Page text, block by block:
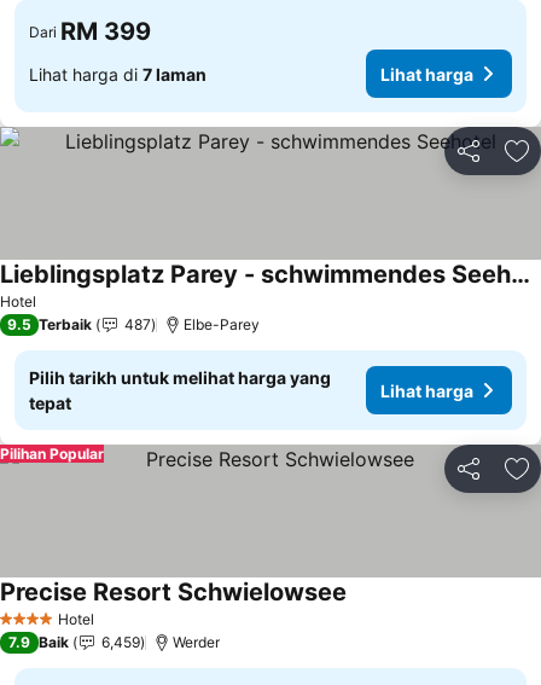
Dari RM 399
Lihat harga di 7 laman Lihat harga
Kongsi
Hotel
Lieblingsplatz Parey - schwimmendes Seehotel
9.5 Terbaik 487 Elbe-Parey
Pilih tarikh untuk melihat harga yang
tepat
Lihat harga
Kongsi
Pilihan Popular
4 BintangHotel
Precise Resort Schwielowsee
7.9 Baik 6,459 Werder